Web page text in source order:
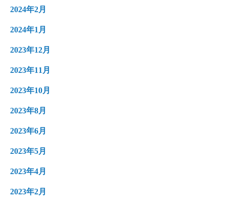
2024年2月
2024年1月
2023年12月
2023年11月
2023年10月
2023年8月
2023年6月
2023年5月
2023年4月
2023年2月